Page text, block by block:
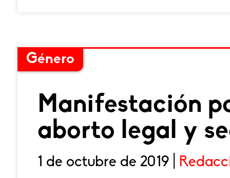
Género
Manifestación
aborto legal y
1 de octubre de 2019 |